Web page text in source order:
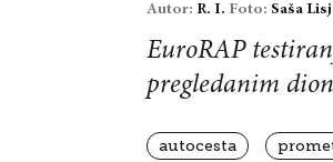
Autor: R. I. Foto: Saša
EuroRAP
pregledanim
autocesta